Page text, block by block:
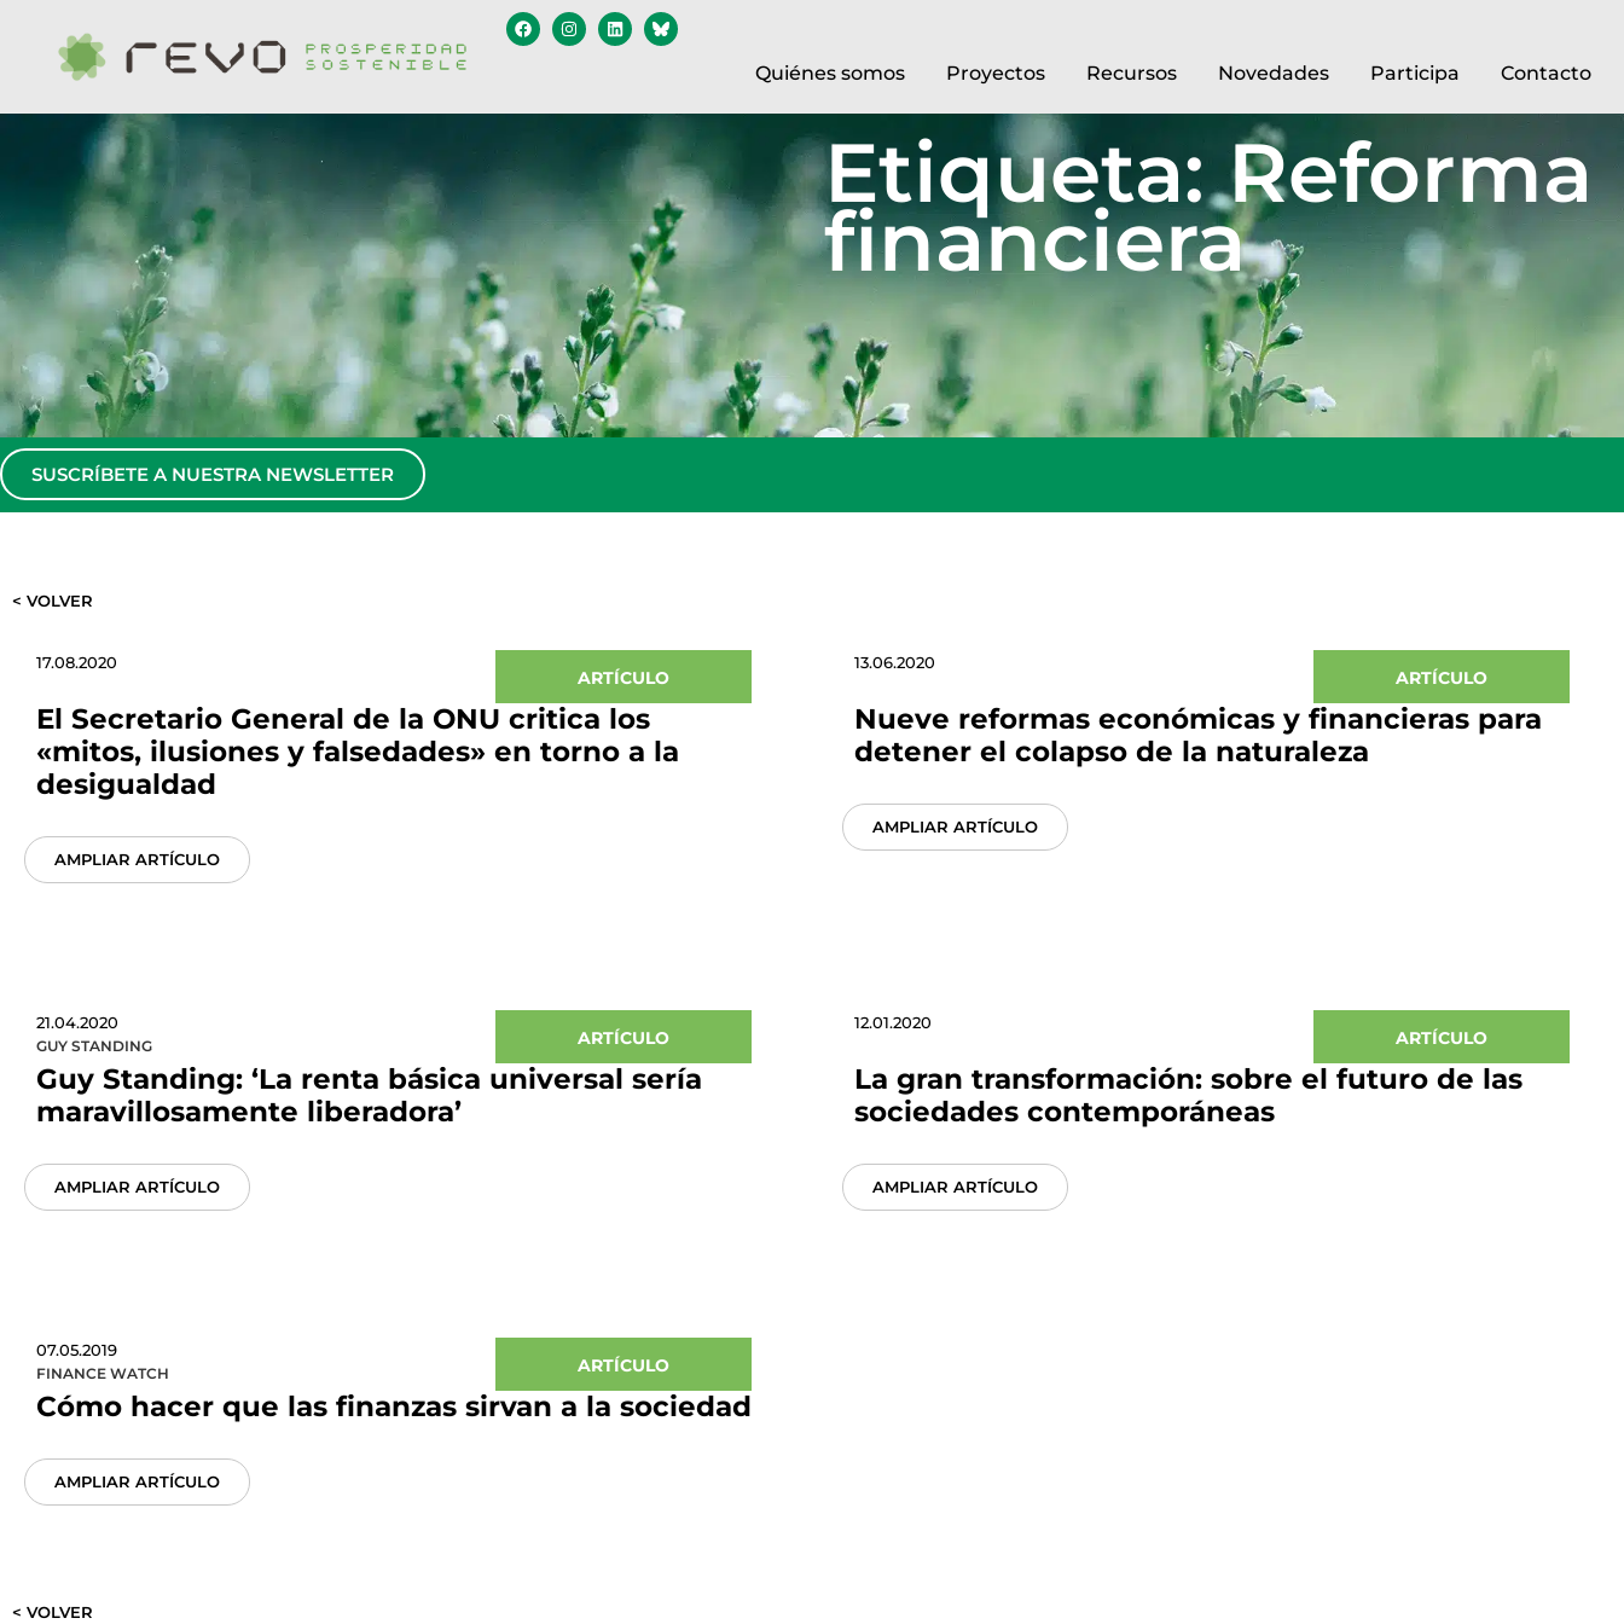
Quiénes somos Proyectos Recursos Novedades Participa Contacto
Etiqueta: Reforma
financiera
SUSCRÍBETE A NUESTRA NEWSLETTER
< VOLVER
17.08.2020
ARTÍCULO
El Secretario General de la ONU critica los
«mitos, ilusiones y falsedades» en torno a la
desigualdad
AMPLIAR ARTÍCULO
13.06.2020
ARTÍCULO
Nueve reformas económicas y financieras para
detener el colapso de la naturaleza
AMPLIAR ARTÍCULO
21.04.2020
GUY STANDING ARTÍCULO
Guy Standing: ‘La renta básica universal sería
maravillosamente liberadora’
AMPLIAR ARTÍCULO
12.01.2020
ARTÍCULO
La gran transformación: sobre el futuro de las
sociedades contemporáneas
AMPLIAR ARTÍCULO
07.05.2019
FINANCE WATCH ARTÍCULO
Cómo hacer que las finanzas sirvan a la sociedad
AMPLIAR ARTÍCULO
< VOLVER